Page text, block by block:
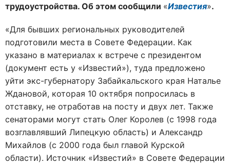
трудоустройства. Об этом сообщили «Известия».
«Для бывших региональных руководителей
подготовили места в Совете Федерации. Как
указано в материалах к встрече с президентом
(документ есть у «Известий»), туда предложено
уйти экс-губернатору Забайкальского края Наталье
Ждановой, которая 10 октября попросилась в
отставку, не отработав на посту и двух лет. Также
сенаторами могут стать Олег Королев (с 1998 года
возглавлявший Липецкую область) и Александр
Михайлов (с 2000 года был главой Курской
области). Источник «Известий» в Совете Федерации